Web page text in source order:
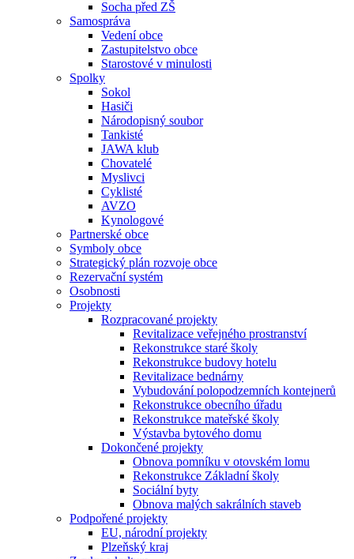
Socha před ZŠ
Samospráva
Vedení obce
Zastupitelstvo obce
Starostové v minulosti
Spolky
Sokol
Hasiči
Národopisný soubor
Tankisté
JAWA klub
Chovatelé
Myslivci
Cyklisté
AVZO
Kynologové
Partnerské obce
Symboly obce
Strategický plán rozvoje obce
Rezervační systém
Osobnosti
Projekty
Rozpracované projekty
Revitalizace veřejného prostranství
Rekonstrukce staré školy
Rekonstrukce budovy hotelu
Revitalizace bednárny
Vybudování polopodzemních kontejnerů
Rekonstrukce obecního úřadu
Rekonstrukce mateřské školy
Výstavba bytového domu
Dokončené projekty
Obnova pomníku v otovském lomu
Rekonstrukce Základní školy
Sociální byty
Obnova malých sakrálních staveb
Podpořené projekty
EU, národní projekty
Plzeňský kraj